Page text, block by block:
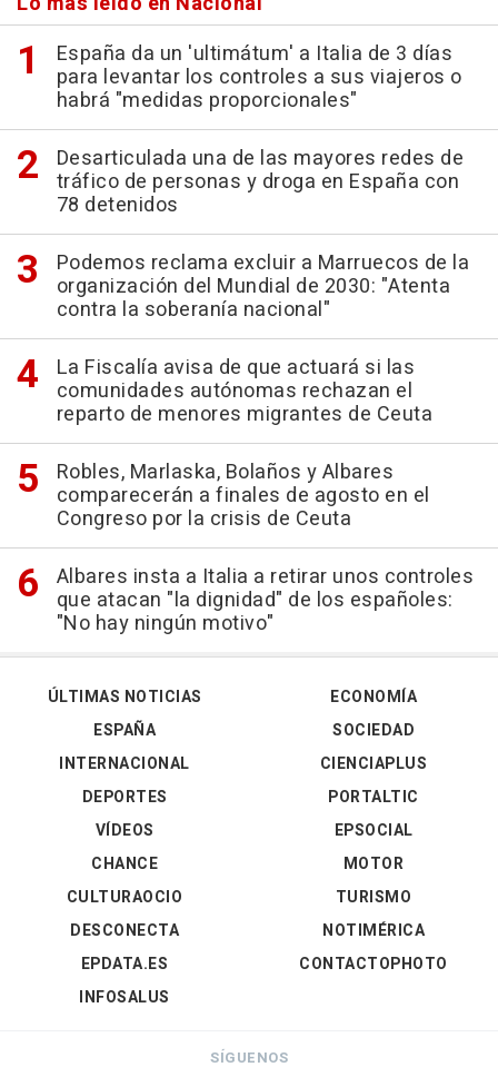
España da un 'ultimátum' a Italia de 3 días
para levantar los controles a sus viajeros o
habrá "medidas proporcionales"
Desarticulada una de las mayores redes de
tráfico de personas y droga en España con
78 detenidos
Podemos reclama excluir a Marruecos de la
organización del Mundial de 2030: "Atenta
contra la soberanía nacional"
La Fiscalía avisa de que actuará si las
comunidades autónomas rechazan el
reparto de menores migrantes de Ceuta
Robles, Marlaska, Bolaños y Albares
comparecerán a finales de agosto en el
Congreso por la crisis de Ceuta
Albares insta a Italia a retirar unos controles
que atacan "la dignidad" de los españoles:
"No hay ningún motivo"
ÚLTIMAS NOTICIAS
ESPAÑA
INTERNACIONAL
DEPORTES
VÍDEOS
ECONOMÍA
SOCIEDAD
CIENCIAPLUS
PORTALTIC
EPSOCIAL
CHANCE
CULTURAOCIO
DESCONECTA
EPDATA.ES
INFOSALUS
MOTOR
TURISMO
NOTIMÉRICA
CONTACTOPHOTO
SÍGUENOS